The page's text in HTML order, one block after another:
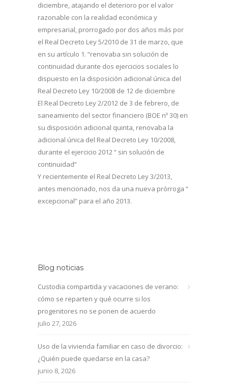
diciembre, atajando el deterioro por el valor
razonable con la realidad económica y
empresarial, prorrogado por dos años más por
el Real Decreto Ley 5/2010 de 31 de marzo, que
en su artículo 1. “renovaba sin solución de
continuidad durante dos ejercicios sociales lo
dispuesto en la disposición adicional única del
Real Decreto Ley 10/2008 de 12 de diciembre
El Real Decreto Ley 2/2012 de 3 de febrero, de
saneamiento del sector financiero (BOE nº 30) en
su disposición adicional quinta, renovaba la
adicional única del Real Decreto Ley 10/2008,
durante el ejercicio 2012 “ sin solución de
continuidad”
Y recientemente el Real Decreto Ley 3/2013,
antes mencionado, nos da una nueva prórroga “
excepcional” para el año 2013.
Blog noticias
Custodia compartida y vacaciones de verano:
cómo se reparten y qué ocurre si los
progenitores no se ponen de acuerdo
julio 27, 2026
Uso de la vivienda familiar en caso de divorcio:
¿Quién puede quedarse en la casa?
junio 8, 2026